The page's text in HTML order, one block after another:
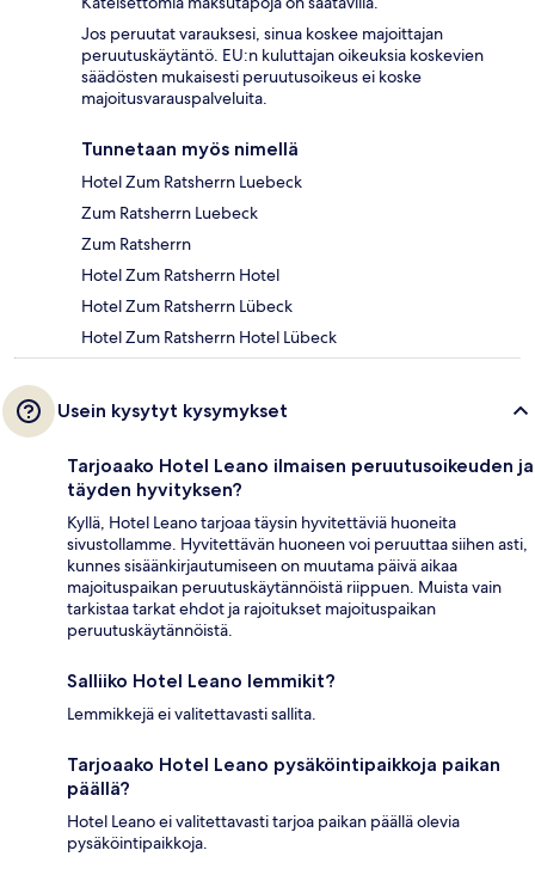
Jos peruutat varauksesi, sinua koskee majoittajan
peruutuskäytäntö. EU:n kuluttajan oikeuksia koskevien
säädösten mukaisesti peruutusoikeus ei koske
majoitusvarauspalveluita.
Tunnetaan myös nimellä
Hotel Zum Ratsherrn Luebeck
Zum Ratsherrn Luebeck
Zum Ratsherrn
Hotel Zum Ratsherrn Hotel
Hotel Zum Ratsherrn Lübeck
Hotel Zum Ratsherrn Hotel Lübeck
Usein kysytyt kysymykset
Tarjoaako Hotel Leano ilmaisen peruutusoikeuden ja
täyden hyvityksen?
Kyllä, Hotel Leano tarjoaa täysin hyvitettäviä huoneita
sivustollamme. Hyvitettävän huoneen voi peruuttaa siihen asti,
kunnes sisäänkirjautumiseen on muutama päivä aikaa
majoituspaikan peruutuskäytännöistä riippuen. Muista vain
tarkistaa tarkat ehdot ja rajoitukset majoituspaikan
peruutuskäytännöistä.
Salliiko Hotel Leano lemmikit?
Lemmikkejä ei valitettavasti sallita.
Tarjoaako Hotel Leano pysäköintipaikkoja paikan
päällä?
Hotel Leano ei valitettavasti tarjoa paikan päällä olevia
pysäköintipaikkoja.